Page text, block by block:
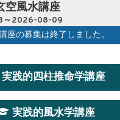
空風水講座
2026-08-09
座の募集は終了しました。
命塾『実践的易学講座』
～2026-10-25
践的四柱推命学講座
実践的風水学講座